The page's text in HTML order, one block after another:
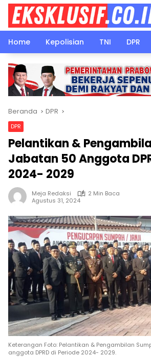
Langsung
konten
Home
Kepolisian TNI DPR
Beranda DPR
DPR
Pelantikan &
Jabatan 50 Anggota
2024- 2029
Meja Redaksi
2 Min Baca
Agustus 31, 2024
Keterangan Foto: Pelantikan & Pengambilan
anggota DPRD di Periode 2024- 2029.